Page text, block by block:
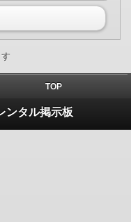
TOP
タル掲示板